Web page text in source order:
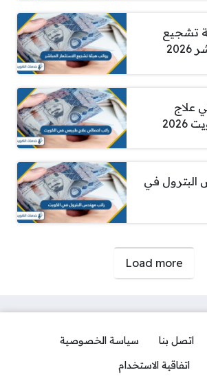
تشجيع
علاج
البترول في
Load more
اتصل بنا
سياسة الخصوصية
اتفاقية الاستخدام